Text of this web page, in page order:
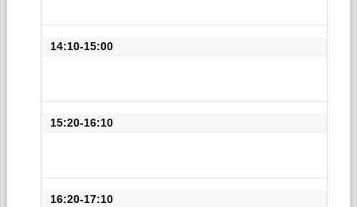
14:10-15:00
15:20-16:10
16:20-17:10